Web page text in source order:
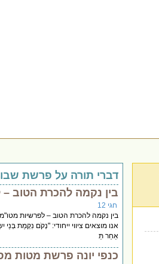
דברי תורה על פרשת
בין נקמה להכרת הטוב –
חגי 12
בין נקמה להכרת הטוב – לפרשיות
אנו מוצאים ציווי ייחודי: "נְקֹם נִקְמַת
אַחַר תֵּ
כנפי יונה פרשת מטות